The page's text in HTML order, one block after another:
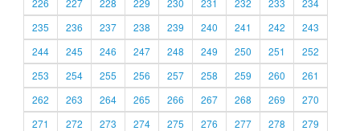
226
227 228 229 230 231 232 233
234
235
236 237 238 239 240 241 242
243
244
245 246 247 248 249 250 251
252
253
254 255 256 257 258 259 260
261
262
263 264 265 266 267 268 269
270
271
272 273 274 275 276 277 278
279